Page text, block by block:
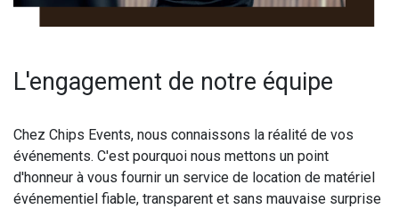
L'engagement de notre équipe
Chez Chips Events, nous connaissons la réalité de vos
événements. C'est pourquoi nous mettons un point
d'honneur à vous fournir un service de location de matériel
événementiel fiable, transparent et sans mauvaise surprise